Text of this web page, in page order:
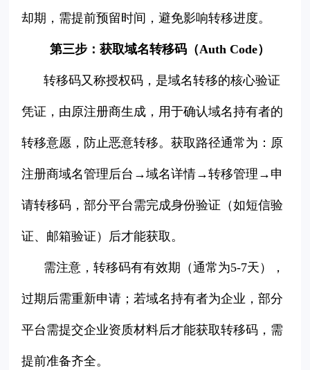
却期，需提前预留时间，避免影响转移进度。
第三步：获取域名转移码（Auth Code）
转移码又称授权码，是域名转移的核心验证
凭证，由原注册商生成，用于确认域名持有者的
转移意愿，防止恶意转移。获取路径通常为：原
注册商域名管理后台→域名详情→转移管理→申
请转移码，部分平台需完成身份验证（如短信验
证、邮箱验证）后才能获取。
需注意，转移码有有效期（通常为5-7天），
过期后需重新申请；若域名持有者为企业，部分
平台需提交企业资质材料后才能获取转移码，需
提前准备齐全。